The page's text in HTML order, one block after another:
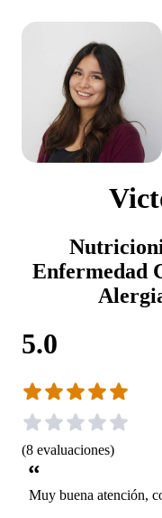
Enfermedad
5.0
(8 evaluaciones)
Muy buena atención,